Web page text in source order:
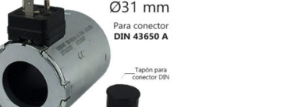
a la
Lista de
deseos